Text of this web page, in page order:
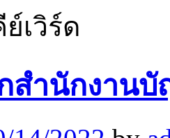
เวิร์ด
สำนักงาน